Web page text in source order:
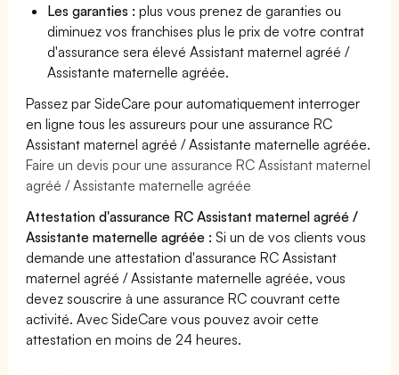
Les garanties :plus vous prenez de garanties ou
diminuez vos franchises plus le prix de votre contrat
d'assurance sera élevé Assistant maternel agréé /
Assistante maternelle agréée.
Passez par SideCare pour automatiquement interroger
en ligne tous les assureurs pour une assurance RC
Assistant maternel agréé / Assistante maternelle agréée.
Faire un devis pour une assurance RC Assistant maternel
agréé / Assistante maternelle agréée
Attestation d'assurance RC Assistant maternel agréé /
Assistante maternelle agréée : Si un de vos clients vous
demande une attestation d'assurance RC Assistant
maternel agréé / Assistante maternelle agréée, vous
devez souscrire à une assurance RC couvrant cette
activité. Avec SideCare vous pouvez avoir cette
attestation en moins de 24 heures.